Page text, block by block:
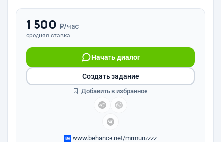
1 500 ₽/час
средняя ставка
Начать диалог
www.behance.net/mrmunzzzz
Создать задание
Добавить в избранное